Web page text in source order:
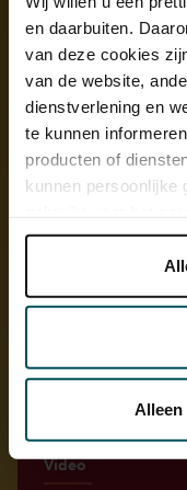
en daarbuiten.
van deze cookies
van de website,
dienstverlening en
te kunnen
producten of
kunnen persoonlijke
onder 'aanpassen'
Lees onze
Via de
We werken samen
Ontdek meer
Video